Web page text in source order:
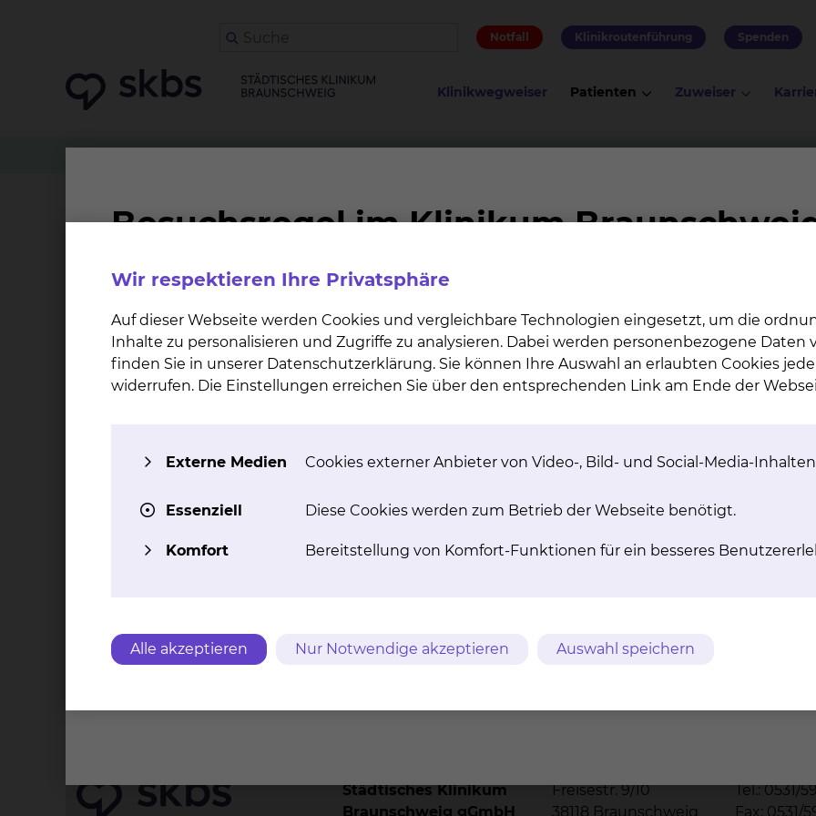
Notfall Klinikroutenführung Spenden
Klinikwegweiser Patienten Zuweiser
Station B14 / Neonatologische Intensivmedizin
Die Kinder-Intensivpflegestation sowie der angegliederte Intermediate Care Bereich befindet sich am
aktuellen Stand der Technik auch für die Versorgung der allerkleinsten sowie größeren Patienten
ausgestattet.
Auf unseren Stationen gibt es keine festgelegten Besuchszeiten. Besuche sind prinzipiell jederzeit
Elternzimmer Platz zu nehmen. Dort können Sie sich mit Kaffee, Tee und Mineralwasser selbst
einstellen kann, der für die Erholung der kleinen Patientinnen und Patienten wichtig ist. In besonderen
Situationen können Sie aber auch die Nacht über bei Ihrem Kind bleiben. Natürlich dürfen auch
Großeltern und Freunde Ihr Kind besuchen. Allerdings sollten aus organisatorischen Gründen nur zwei
Personen gleichzeitig zu Ihrem Kind. Eine dieser Personen sollte in der Regel immer ein Elternteil sein.
Städtisches Klinikum
Braunschweig gGmbH
Freisestr. 9/10
38118 Braunschweig
Tel.: 0531/
Fax: 0531/
Wir respektieren Ihre Privatsphäre
Auf dieser Webseite werden Cookies und vergleichbare Technologien eingesetzt, um die
Inhalte zu personalisieren und Zugriffe zu analysieren. Dabei werden personenbezogene Daten
finden Sie in unserer Datenschutzerklärung. Sie können Ihre Auswahl an erlaubten Cookies
widerrufen. Die Einstellungen erreichen Sie über den entsprechenden Link am Ende der
Externe Medien Cookies externer Anbieter von Video-, Bild- und Social-Media-
Essenziell Diese Cookies werden zum Betrieb der Webseite benötigt.
Komfort Bereitstellung von Komfort-Funktionen für ein besseres
Alle akzeptieren Nur Notwendige akzeptieren Auswahl speichern